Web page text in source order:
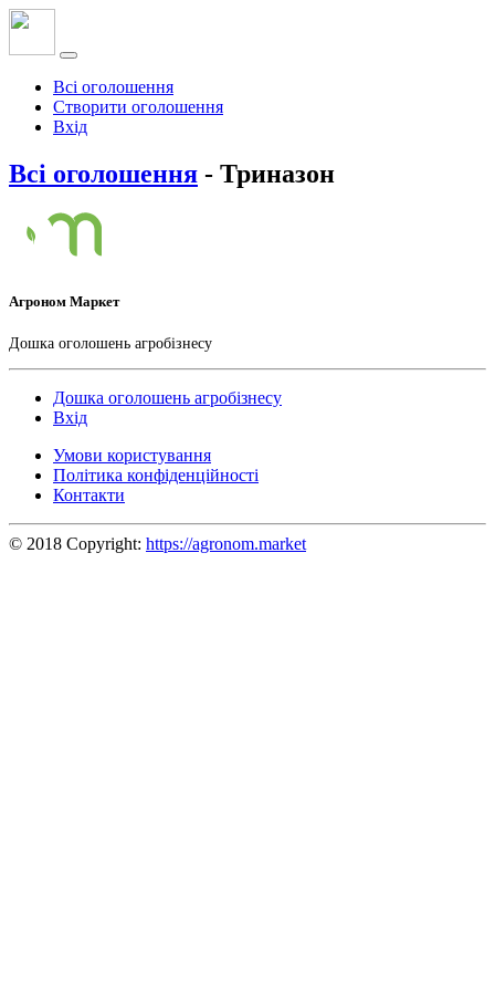
Всі оголошення
Створити оголошення
Вхід
Всі оголошення - Триназон
Агроном Маркет
Дошка оголошень агробізнесу
Дошка оголошень агробізнесу
Вхід
Умови користування
Політика конфіденційності
Контакти
© 2018 Copyright: https://agronom.market